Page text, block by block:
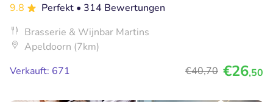
9.8
Perfekt • 314 Bewertungen
Brasserie & Wijnbar Martins
Apeldoorn (7km)
Verkauft: 671
€40,70 €26,50